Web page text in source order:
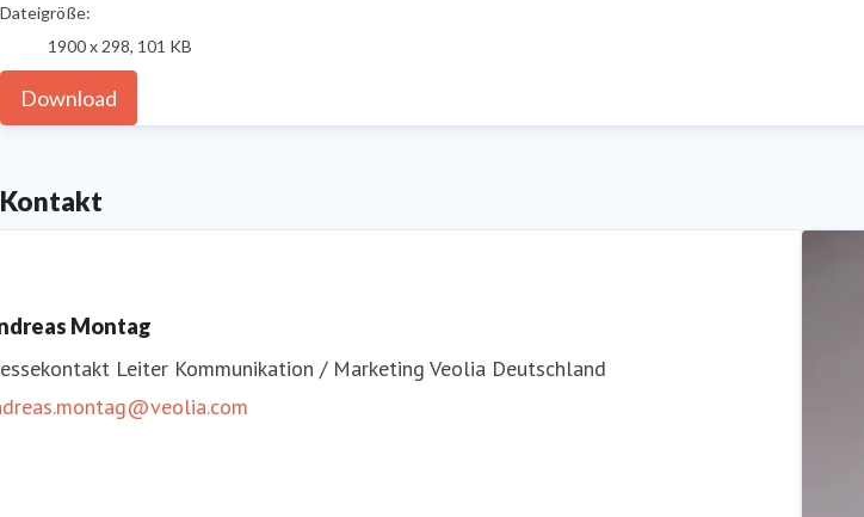
Dateigröße:
1900 x 298, 101 KB
Download
Kontakt
Montag
Leiter Kommunikation / Marketing Veolia Deutschland